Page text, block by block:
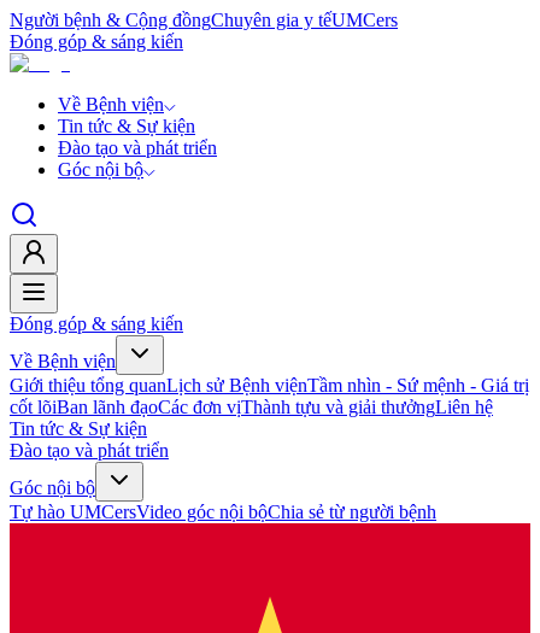
Người bệnh & Cộng đồngChuyên gia y tếUMCers
Đóng góp & sáng kiến
Về Bệnh viện
Tin tức & Sự kiện
Đào tạo và phát triển
Góc nội bộ
Đóng góp & sáng kiến
Về Bệnh viện
Giới thiệu tổng quanLịch sử Bệnh việnTầm nhìn - Sứ mệnh - Giá trị
cốt lõiBan lãnh đạoCác đơn vịThành tựu và giải thưởngLiên hệ
Tin tức & Sự kiện
Đào tạo và phát triển
Góc nội bộ
Tự hào UMCersVideo góc nội bộChia sẻ từ người bệnh